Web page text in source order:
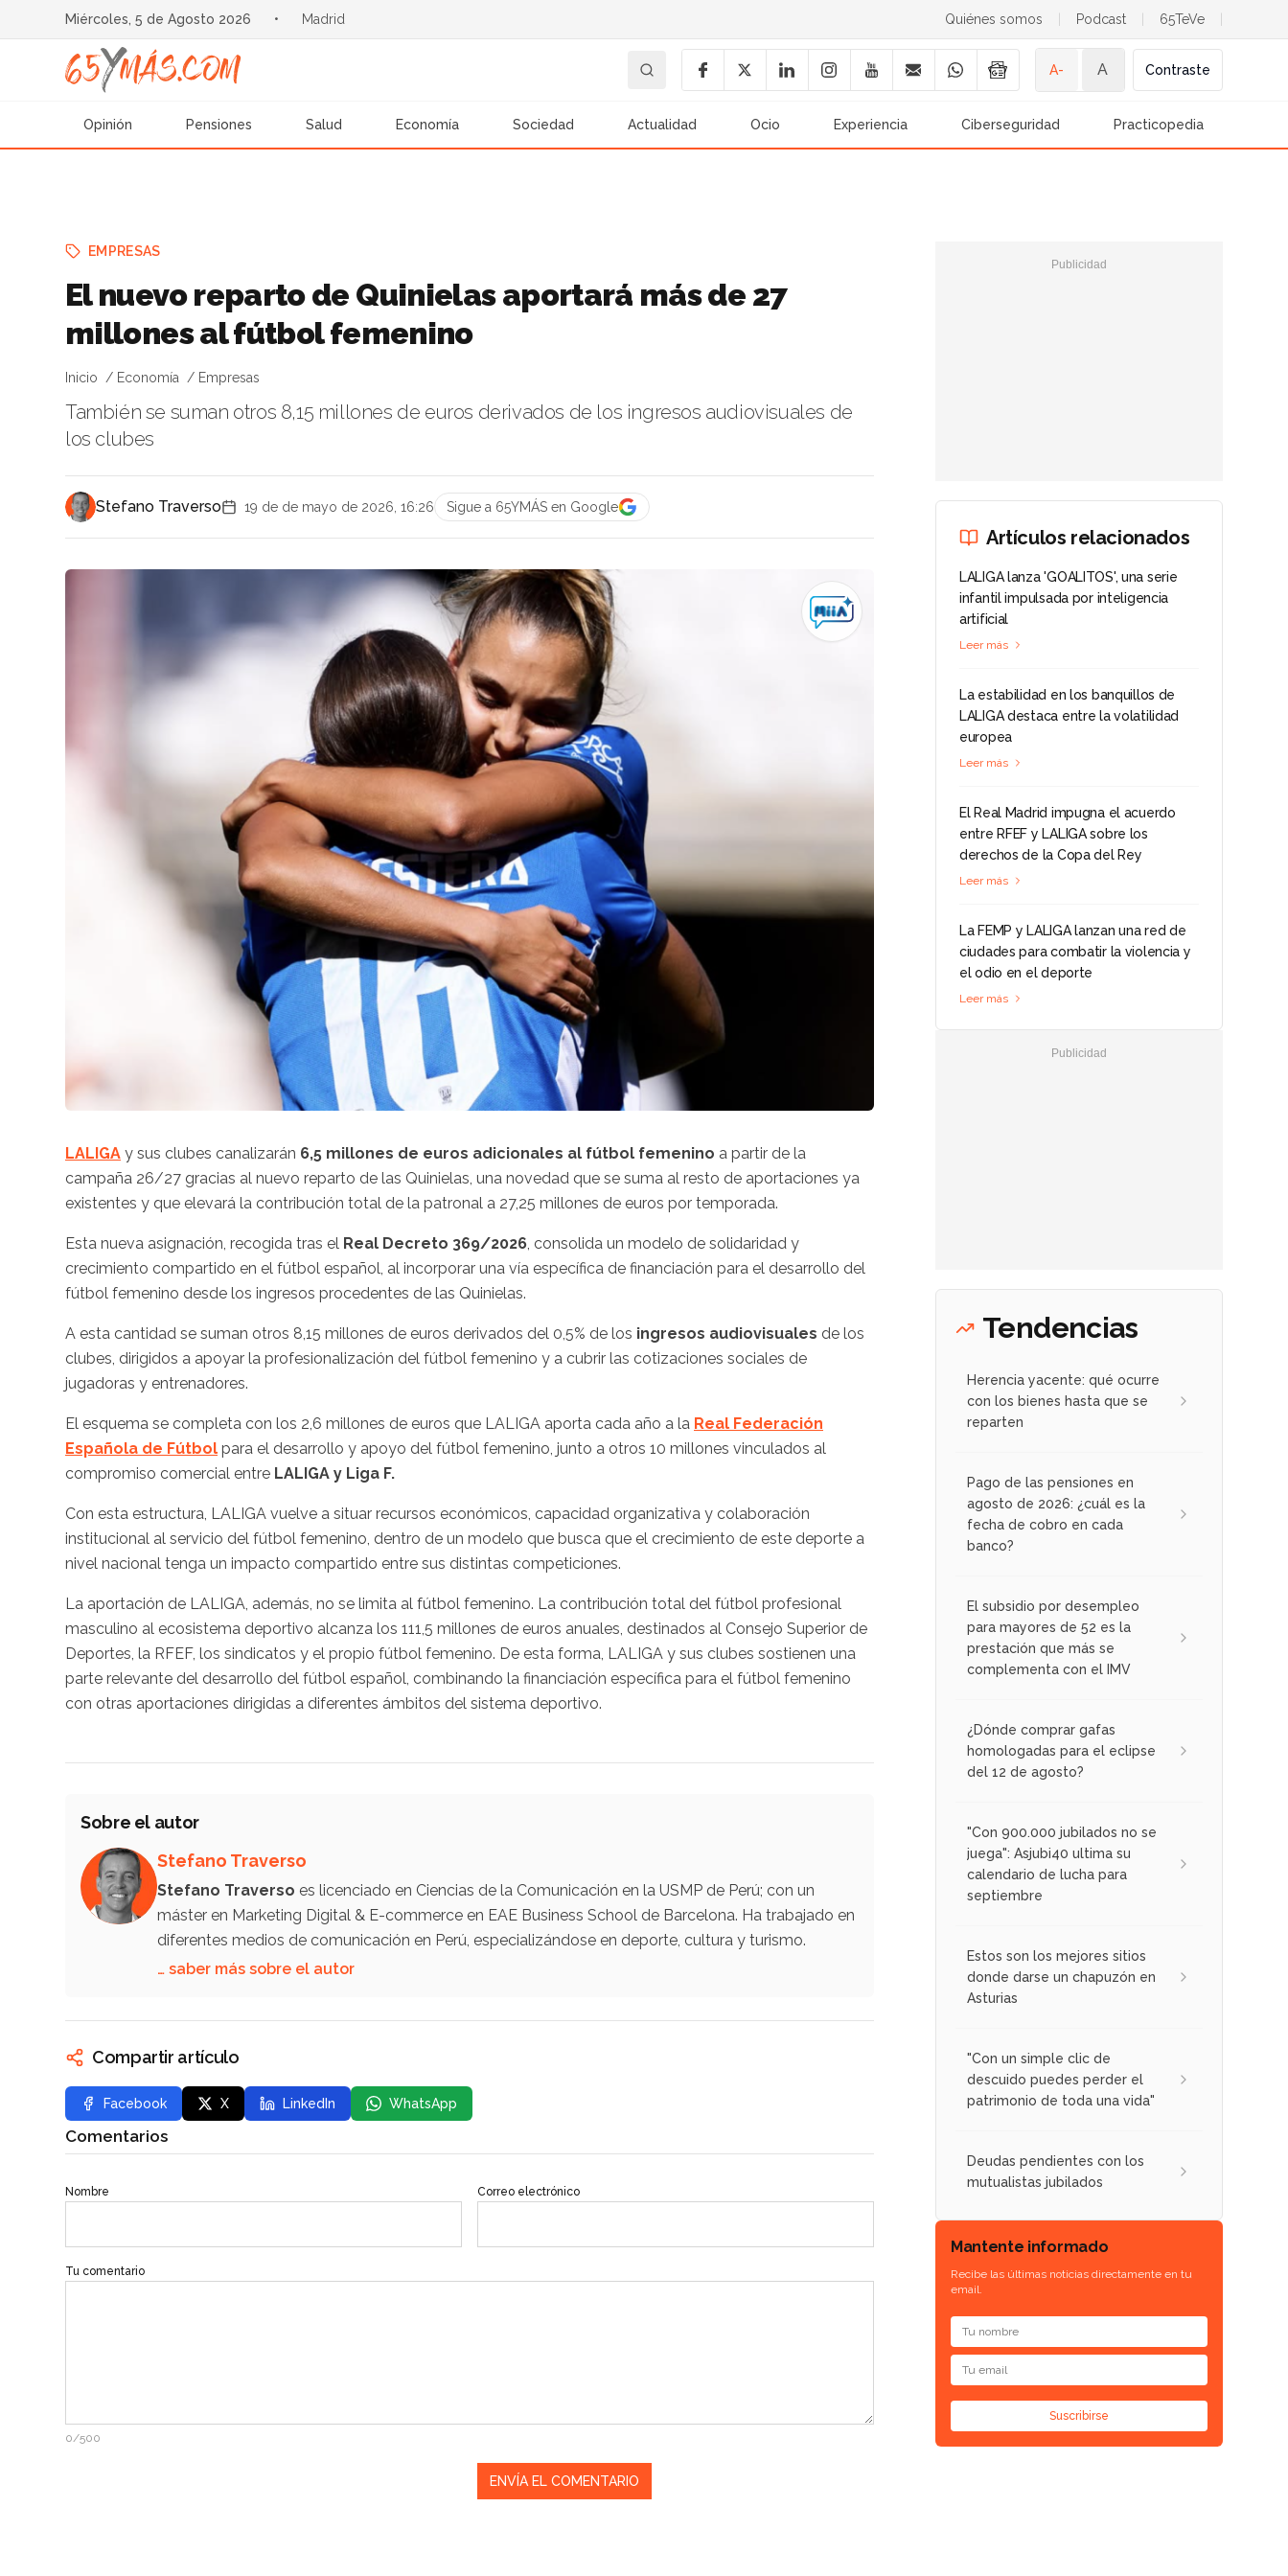
Miércoles, 5 de Agosto 2026 • Madrid Quiénes somos Podcast 65TeVe
A- A Contraste
Opinión Pensiones Salud Economía Sociedad Actualidad Ocio Experiencia Ciberseguridad Practicopedia
EMPRESAS
El nuevo reparto de Quinielas aportará más de 27
millones al fútbol femenino
Inicio Economía Empresas
También se suman otros 8,15 millones de euros derivados de los ingresos audiovisuales de
los clubes
Stefano Traverso 19 de de mayo de 2026, 16:26 Sigue a 65YMÁS en Google
LALIGA y sus clubes canalizarán 6,5 millones de euros adicionales al fútbol femenino a partir de la
campaña 26/27 gracias al nuevo reparto de las Quinielas, una novedad que se suma al resto de aportaciones ya
existentes y que elevará la contribución total de la patronal a 27,25 millones de euros por temporada.
Esta nueva asignación, recogida tras el Real Decreto 369/2026 , consolida un modelo de solidaridad y
crecimiento compartido en el fútbol español, al incorporar una vía específica de financiación para el desarrollo del
fútbol femenino desde los ingresos procedentes de las Quinielas.
A esta cantidad se suman otros 8,15 millones de euros derivados del 0,5% de los ingresos audiovisuales de los
clubes, dirigidos a apoyar la profesionalización del fútbol femenino y a cubrir las cotizaciones sociales de
jugadoras y entrenadores.
El esquema se completa con los 2,6 millones de euros que LALIGA aporta cada año a la Real Federación
Española de Fútbol para el desarrollo y apoyo del fútbol femenino, junto a otros 10 millones vinculados al
compromiso comercial entre LALIGA y Liga F.
Con esta estructura, LALIGA vuelve a situar recursos económicos, capacidad organizativa y colaboración
institucional al servicio del fútbol femenino, dentro de un modelo que busca que el crecimiento de este deporte a
nivel nacional tenga un impacto compartido entre sus distintas competiciones.
La aportación de LALIGA, además, no se limita al fútbol femenino. La contribución total del fútbol profesional
masculino al ecosistema deportivo alcanza los 111,5 millones de euros anuales, destinados al Consejo Superior de
Deportes, la RFEF, los sindicatos y el propio fútbol femenino. De esta forma, LALIGA y sus clubes sostienen una
parte relevante del desarrollo del fútbol español, combinando la financiación específica para el fútbol femenino
con otras aportaciones dirigidas a diferentes ámbitos del sistema deportivo.
Sobre el autor
Stefano Traverso
Stefano Traverso es licenciado en Ciencias de la Comunicación en la USMP de Perú; con un
máster en Marketing Digital & E-commerce en EAE Business School de Barcelona. Ha trabajado en
diferentes medios de comunicación en Perú, especializándose en deporte, cultura y turismo.
… saber más sobre el autor
Compartir artículo
Facebook X LinkedIn WhatsApp
Comentarios
Nombre Correo electrónico
Tu comentario
0/500
Artículos relacionados
LALIGA lanza 'GOALITOS', una serie
infantil impulsada por inteligencia
artificial
Leer más
La estabilidad en los banquillos de
LALIGA destaca entre la volatilidad
europea
Leer más
El Real Madrid impugna el acuerdo
entre RFEF y LALIGA sobre los
derechos de la Copa del Rey
Leer más
La FEMP y LALIGA lanzan una red de
ciudades para combatir la violencia y
el odio en el deporte
Leer más
Tendencias
Herencia yacente: qué ocurre
con los bienes hasta que se
reparten
Pago de las pensiones en
agosto de 2026: ¿cuál es la
fecha de cobro en cada
banco?
El subsidio por desempleo
para mayores de 52 es la
prestación que más se
complementa con el IMV
¿Dónde comprar gafas
homologadas para el eclipse
del 12 de agosto?
"Con 900.000 jubilados no se
juega": Asjubi40 ultima su
calendario de lucha para
septiembre
Estos son los mejores sitios
donde darse un chapuzón en
Asturias
"Con un simple clic de
descuido puedes perder el
patrimonio de toda una vida"
Deudas pendientes con los
mutualistas jubilados
Mantente informado
Recibe las últimas noticias directamente en tu
email.
Suscribirse